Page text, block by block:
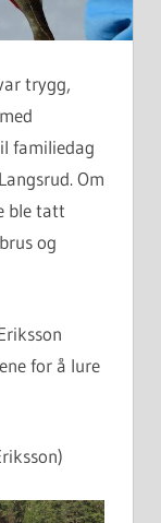
trygg,
familiedag
Om
ble tatt
og
for å lure